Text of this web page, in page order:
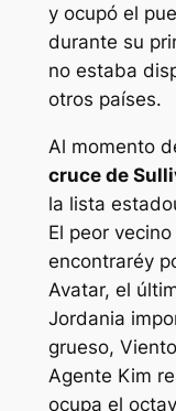
y ocupó el
durante su
no estaba
otros países.
Al momento
cruce de
la lista
El peor
encontraréy
Avatar, el
Jordania
grueso,
Agente Kim
ocupa el